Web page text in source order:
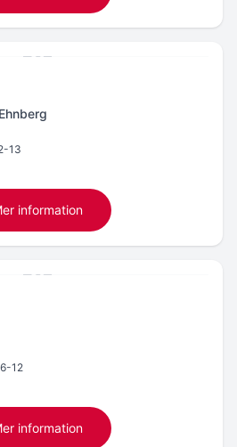
13
information
12
information